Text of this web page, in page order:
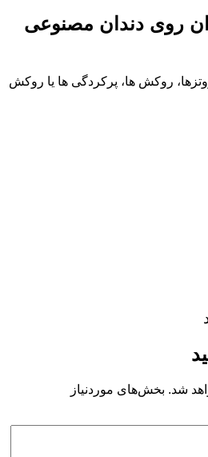
روی دندان مصنوعی
روکش ها، پرکردگی ها یا روکش
شد. بخش‌های موردنیاز